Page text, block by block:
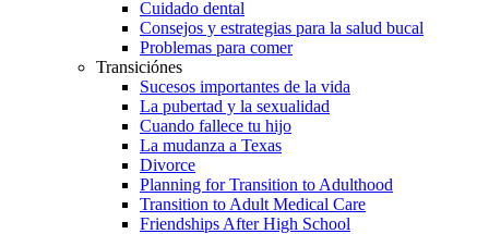
Cuidado dental
Consejos y estrategias para la salud bucal
Problemas para comer
Transiciónes
Sucesos importantes de la vida
La pubertad y la sexualidad
Cuando fallece tu hijo
La mudanza a Texas
Divorce
Planning for Transition to Adulthood
Transition to Adult Medical Care
Friendships After High School